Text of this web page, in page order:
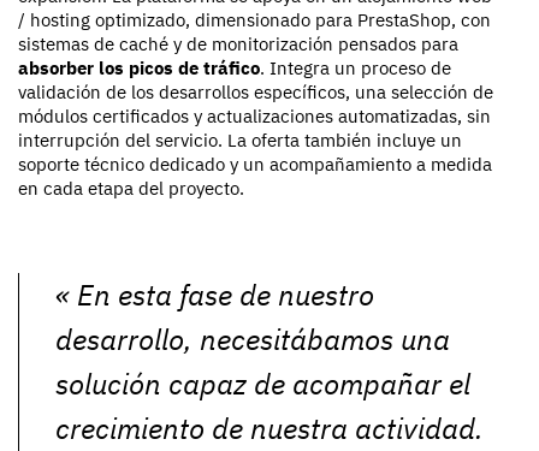
/ hosting optimizado, dimensionado para PrestaShop, con
sistemas de caché y de monitorización pensados para
absorber los picos de tráfico. Integra un proceso de
validación de los desarrollos específicos, una selección de
módulos certificados y actualizaciones automatizadas, sin
interrupción del servicio. La oferta también incluye un
soporte técnico dedicado y un acompañamiento a medida
en cada etapa del proyecto.
« En esta fase de nuestro
desarrollo, necesitábamos una
solución capaz de acompañar el
crecimiento de nuestra actividad.